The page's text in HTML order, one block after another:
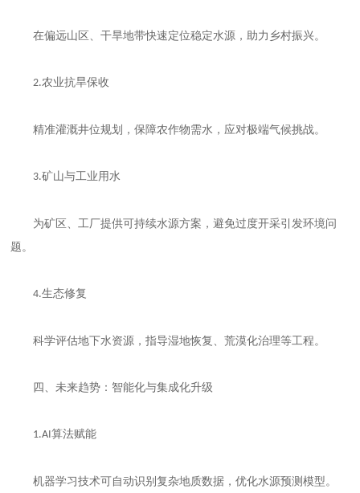
在偏远山区、干旱地带快速定位稳定水源，助力乡村振兴。
2.农业抗旱保收
精准灌溉井位规划，保障农作物需水，应对极端气候挑战。
3.矿山与工业用水
为矿区、工厂提供可持续水源方案，避免过度开采引发环境问
题。
4.生态修复
科学评估地下水资源，指导湿地恢复、荒漠化治理等工程。
四、未来趋势：智能化与集成化升级
1.AI算法赋能
机器学习技术可自动识别复杂地质数据，优化水源预测模型。